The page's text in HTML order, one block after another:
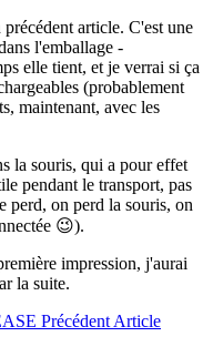
article. C'est une
l'emballage -
elle tient, et je verrai si ça
(probablement
maintenant, avec les
la souris, qui a pour effet
pendant le transport, pas
perd, on perd la souris, on
😉).
impression, j'aurai
la suite.
Précédent Article